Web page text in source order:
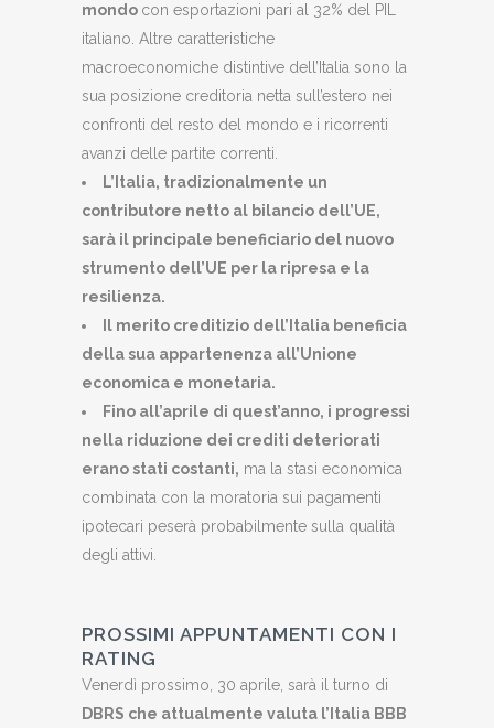
mondo con esportazioni pari al 32% del PIL
italiano. Altre caratteristiche
macroeconomiche distintive dell’Italia sono la
sua posizione creditoria netta sull’estero nei
confronti del resto del mondo e i ricorrenti
avanzi delle partite correnti.
L’Italia, tradizionalmente un
contributore netto al bilancio dell’UE,
sarà il principale beneficiario del nuovo
strumento dell’UE per la ripresa e la
resilienza.
Il merito creditizio dell’Italia beneficia
della sua appartenenza all’Unione
economica e monetaria.
Fino all’aprile di quest’anno, i progressi
nella riduzione dei crediti deteriorati
erano stati costanti, ma la stasi economica
combinata con la moratoria sui pagamenti
ipotecari peserà probabilmente sulla qualità
degli attivi.
PROSSIMI APPUNTAMENTI CON I
RATING
Venerdì prossimo, 30 aprile, sarà il turno di
DBRS che attualmente valuta l’Italia BBB